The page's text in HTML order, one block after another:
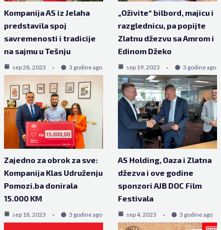
Kompanija AS iz Jelaha
predstavila spoj
savremenosti i tradicije
na sajmu u Tešnju
sep 28, 2023 3 godine ago
„Oživite“ bilbord, majicu i
razglednicu, pa popijte
Zlatnu džezvu sa Amrom i
Edinom Džeko
sep 19, 2023 3 godine ago
Zajedno za obrok za sve:
Kompanija Klas Udruženju
Pomozi.ba donirala
15.000 KM
sep 18, 2023 3 godine ago
AS Holding, Oaza i Zlatna
džezva i ove godine
sponzori AJB DOC Film
Festivala
sep 4, 2023 3 godine ago